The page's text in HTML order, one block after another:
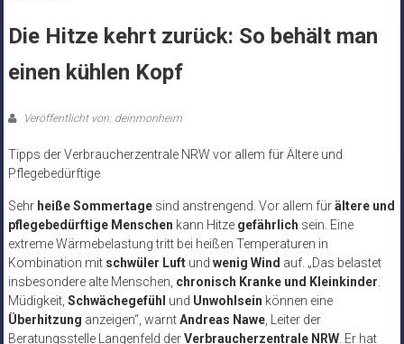
Die Hitze kehrt zurück: So behält man
einen kühlen Kopf
Veröffentlicht von: deinmonheim
Tipps der Verbraucherzentrale NRW vor allem für Ältere und
Pflegebedürftige
Sehr heiße Sommertagesind anstrengend. Vor allem fürältere und
pflegebedürftige Menschen kann Hitze gefährlich sein. Eine
extreme Wärmebelastung tritt bei heißen Temperaturen in
Kombination mit schwüler Luftund wenig Wind auf. „Das belastet
insbesondere alte Menschen, chronisch Kranke und Kleinkinder
Müdigkeit, Schwächegefühl und Unwohlsein können eine
Überhitzung anzeigen“, warntAndreas Nawe, Leiter der
Beratungsstelle Langenfeld derVerbraucherzentrale NRW. Er hat